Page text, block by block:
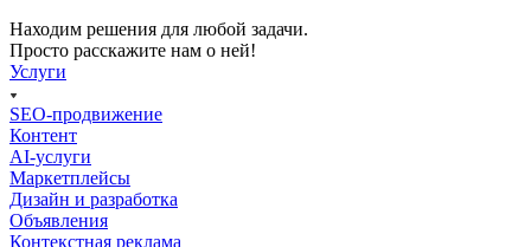
Находим решения для любой задачи.
Просто расскажите нам о ней!
Услуги
SEO-продвижение
Контент
AI-услуги
Маркетплейсы
Дизайн и разработка
Объявления
Контекстная реклама